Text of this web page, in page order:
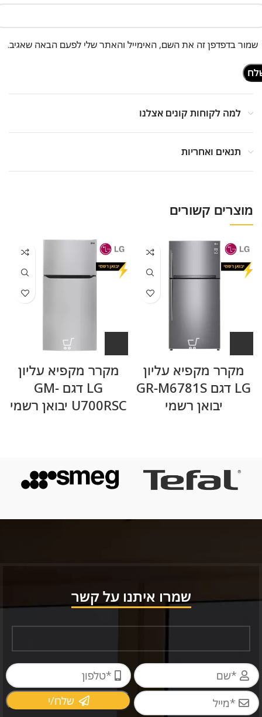
שמור בדפדפן זה את השם, האימייל והאתר שלי לפעם הבאה שאגיב.
למה לקוחות קונים אצלנו
תנאים ואחריות
מוצרים קשורים
מקרר מקפיא עליון
LG דגם GR-M6781S
יבואן רשמי
מקרר מקפיא עליון
LG דגם GM-
U700RSC יבואן רשמי
שמרו איתנו על קשר
שלח/י